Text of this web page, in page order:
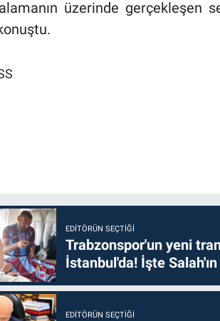
üzerinde gerçekleşen
EDITÖRÜN SEÇTIĞI
Trabzonspor'un yeni
İstanbul'da! İşte
EDITÖRÜN SEÇTIĞI